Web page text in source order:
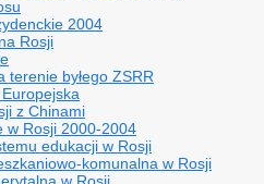
2004
Rosji
terenie byłego ZSRR
z Chinami
w Rosji 2000-2004
edukacji w Rosji
komunalna w Rosji